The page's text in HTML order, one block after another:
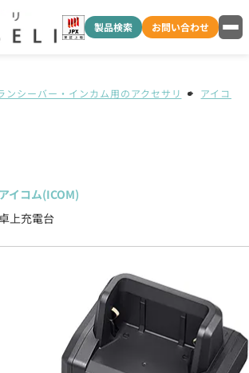
製品検索 お問い合わせ
ンシーバー・インカム用のアクセサリ アイコム
アイコム(ICOM)
上充電台